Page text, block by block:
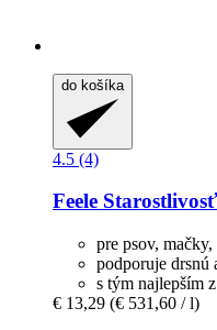
do košíka
4.5 (4)
Feele
pre psov,
podporuje drsnú
s tým najlepším
€ 13,29 (€ 531,60 / l)